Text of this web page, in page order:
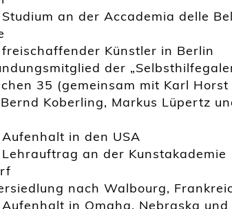
an der Accademia delle
Künstler in Berlin
der
35 (gemeinsam mit Karl Horst
Koberling, Markus Lüpertz
in den USA
an der Kunstakademie
nach Walbourg,
in Omaha, Nebraska und